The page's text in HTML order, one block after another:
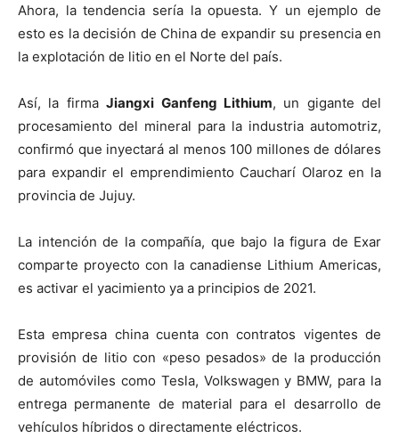
Ahora, la tendencia sería la opuesta. Y un ejemplo de
esto es la decisión de China de expandir su presencia en
la explotación de litio en el Norte del país.
Así, la firmaJiangxi Ganfeng Lithium, un gigante del
procesamiento del mineral para la industria automotriz,
confirmó que inyectará al menos 100 millones de dólares
para expandir el emprendimiento Caucharí Olaroz en la
provincia de Jujuy.
La intención de la compañía, que bajo la figura de Exar
comparte proyecto con la canadiense Lithium Americas,
es activar el yacimiento ya a principios de 2021.
Esta empresa china cuenta con contratos vigentes de
provisión de litio con «peso pesados» de la producción
de automóviles como Tesla, Volkswagen y BMW, para la
entrega permanente de material para el desarrollo de
vehículos híbridos o directamente eléctricos.